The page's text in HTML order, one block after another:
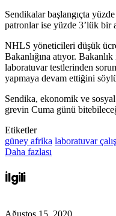
Sendikalar başlangıçta
patronlar ise yüzde 3’lük bir
NHLS yöneticileri düşük
Bakanlığına atıyor.
laboratuvar testlerinden
yapmaya devam ettiğini
Sendika, ekonomik ve
grevin Cuma günü
Etiketler
güney afrika laboratuvar
Daha fazlası
İlgili
Ağustos 15, 2020